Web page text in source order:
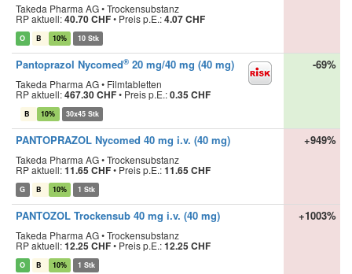
Takeda Pharma AG • Trockensubstanz
RP aktuell:40.70 CHF• Preis p.E.:4.07 CHF
O B 10% 10 Stk
Pantoprazol Nycomed® 20 mg/40 mg (40 mg)
Takeda Pharma AG • Filmtabletten
RP aktuell:467.30 CHF• Preis p.E.:0.35 CHF
B 10% 30x45 Stk
-69%
PANTOPRAZOL Nycomed 40 mg i.v. (40 mg)
Takeda Pharma AG • Trockensubstanz
RP aktuell:11.65 CHF• Preis p.E.:11.65 CHF
G B 10% 1 Stk
+949%
PANTOZOL Trockensub 40 mg i.v. (40 mg)
Takeda Pharma AG • Trockensubstanz
RP aktuell:12.25 CHF• Preis p.E.:12.25 CHF
O B 10% 1 Stk
+1003%